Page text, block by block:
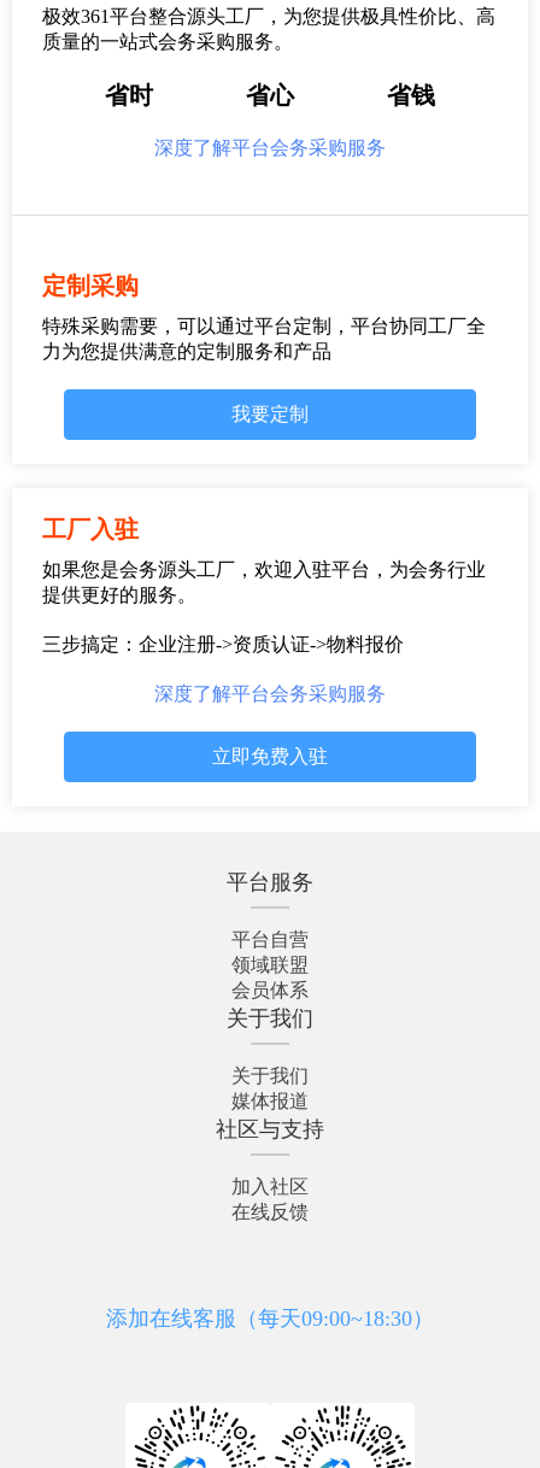
极效361平台整合源头工厂，为您提供极具性价比、高
质量的一站式会务采购服务。
省时 省心 省钱
深度了解平台会务采购服务
定制采购
特殊采购需要，可以通过平台定制，平台协同工厂全
力为您提供满意的定制服务和产品
我要定制
工厂入驻
如果您是会务源头工厂，欢迎入驻平台，为会务行业
提供更好的服务。
三步搞定：企业注册->资质认证->物料报价
深度了解平台会务采购服务
立即免费入驻
平台服务
平台自营
领域联盟
会员体系
关于我们
关于我们
媒体报道
社区与支持
加入社区
在线反馈
添加在线客服（每天09:00~18:30）